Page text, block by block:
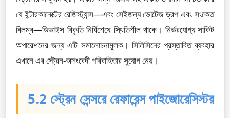
যে ইন্টারকানেক্টের রেজিস্ট্যান্স—এবং সেইজন্য ভোল্টেজ ড্রপ এবং সংকেত
বিলম্ব—ডিভাইস বিকৃতি নির্বিশেষে স্থিতিশীল থাকে। নির্ভরযোগ্য সার্কিট
অপারেশনের জন্য এটি সমালোচনামূলক। সিলিসিনের প্রস্তাবিত ব্যবহার
এখানে এর স্ট্রেন-অসংবেদী পরিবাহিতার সুযোগ নেয়।
5.2 স্ট্রেন সেন্সরে রেফারেন্স পাইজোরেসিস্টর